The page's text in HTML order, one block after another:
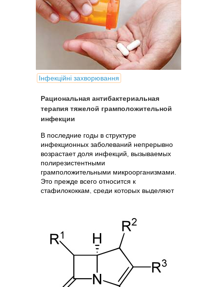
Інфекційні захворювання
Рациональная антибактериальная
терапия тяжелой грамположительной
инфекции
В последние годы в структуре
инфекционных заболеваний непрерывно
возрастает доля инфекций, вызываемых
полирезистентными
грамположительными микроорганизмами.
Это прежде всего относится к
стафилококкам, среди которых выделяют